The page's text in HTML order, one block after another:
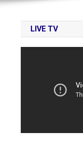
LIVE TV